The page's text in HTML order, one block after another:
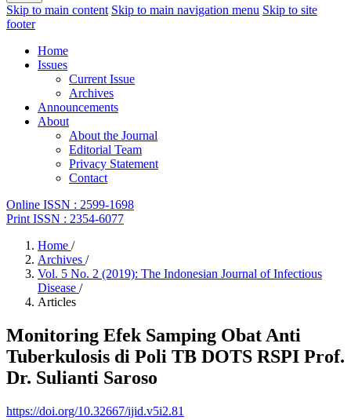
Skip to main content Skip to main navigation menu Skip to site
footer
Home
Issues
Current Issue
Archives
Announcements
About
About the Journal
Editorial Team
Privacy Statement
Contact
Online ISSN : 2599-1698
Print ISSN : 2354-6077
Home /
Archives /
Vol. 5 No. 2 (2019): The Indonesian Journal of Infectious
Disease /
Articles
Monitoring Efek Samping Obat Anti
Tuberkulosis di Poli TB DOTS RSPI Prof.
Dr. Sulianti Saroso
https://doi.org/10.32667/ijid.v5i2.81